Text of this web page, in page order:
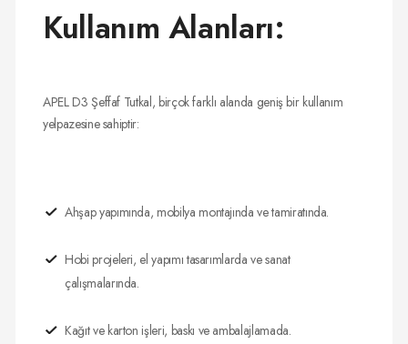
Kullanım Alanları:
APEL D3 Şeffaf Tutkal, birçok farklı alanda geniş bir kullanım
yelpazesine sahiptir:
Ahşap yapımında, mobilya montajında ve tamiratında.
Hobi projeleri, el yapımı tasarımlarda ve sanat
çalışmalarında.
Kağıt ve karton işleri, baskı ve ambalajlamada.